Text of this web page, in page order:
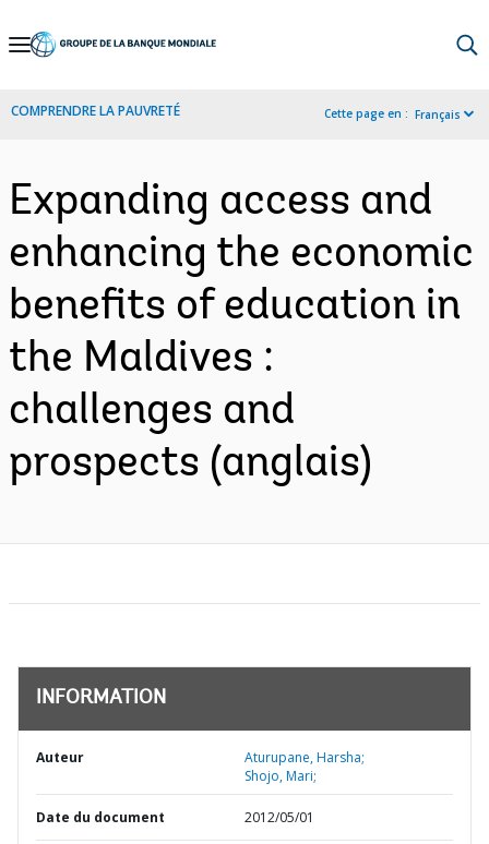
Skip
Navigation
COMPRENDRE LA PAUVRETÉ Cette page en : Français
Expanding access and
enhancing the economic
benefits of education in
the Maldives :
challenges and
prospects (anglais)
INFORMATION
Auteur
Aturupane, Harsha;
Shojo, Mari;
Date du document 2012/05/01